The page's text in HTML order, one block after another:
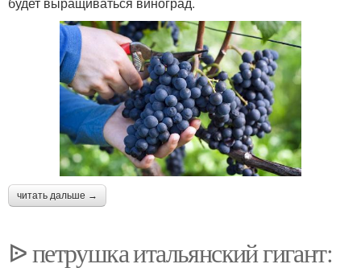
читать дальше →
ᐉ петрушка итальянский гигант: